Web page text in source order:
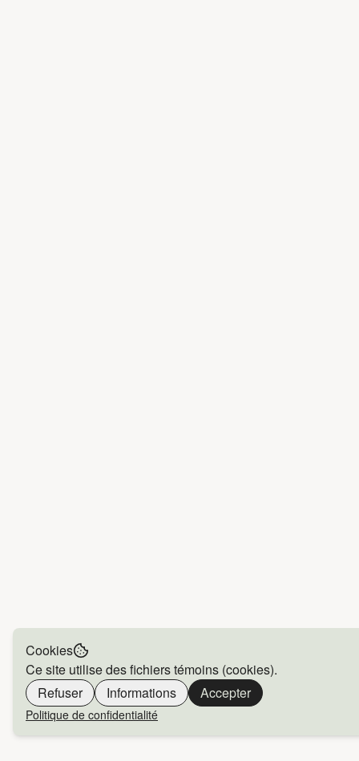
Cookies
Ce site utilise des fichiers témoins (cookies).
Refuser
Informations Accepter
Politique de confidentialité